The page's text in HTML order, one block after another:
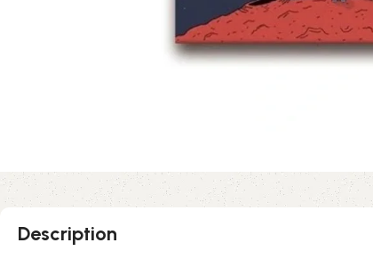
Description